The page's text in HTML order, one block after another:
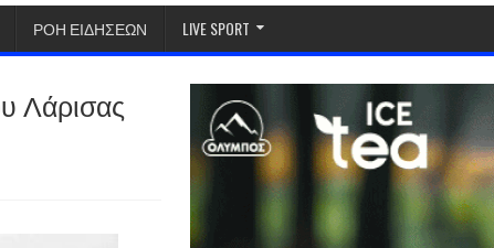
ΡΟΗ ΕΙΔΗΣΕΩΝ LIVE SPORT
Λάρισας